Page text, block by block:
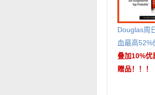
Douglas周
血最高52%
叠加10%优
赠品！！！